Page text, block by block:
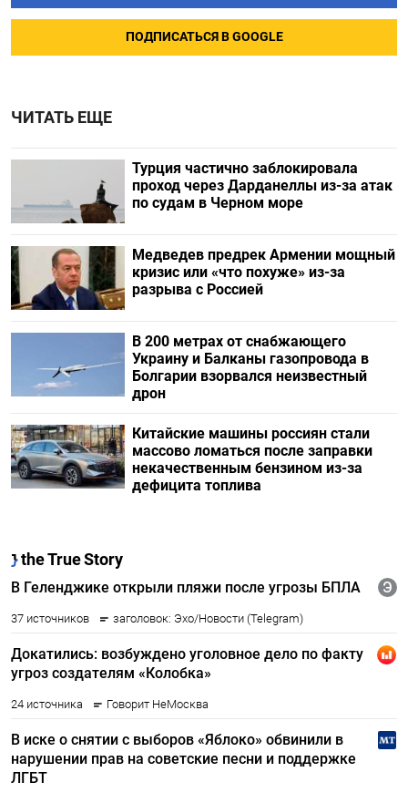
ПОДПИСАТЬСЯ В GOOGLE
ЧИТАТЬ ЕЩЕ
Турция частично заблокировала
проход через Дарданеллы из-за атак
по судам в Черном море
Медведев предрек Армении мощный
кризис или «что похуже» из-за
разрыва с Россией
В 200 метрах от снабжающего
Украину и Балканы газопровода в
Болгарии взорвался неизвестный
дрон
Китайские машины россиян стали
массово ломаться после заправки
некачественным бензином из-за
дефицита топлива